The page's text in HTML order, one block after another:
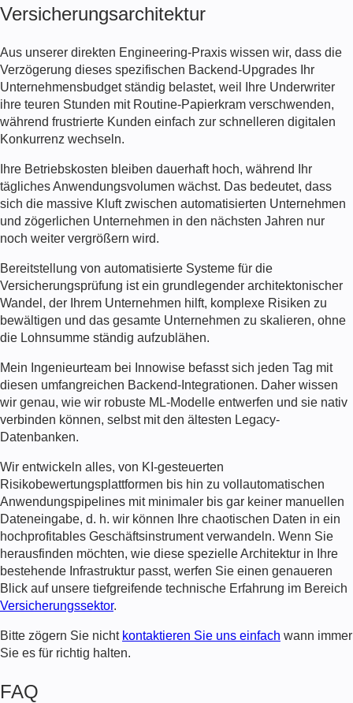
Versicherungsarchitektur
Aus unserer direkten Engineering-Praxis wissen wir, dass die
Verzögerung dieses spezifischen Backend-Upgrades Ihr
Unternehmensbudget ständig belastet, weil Ihre Underwriter
ihre teuren Stunden mit Routine-Papierkram verschwenden,
während frustrierte Kunden einfach zur schnelleren digitalen
Konkurrenz wechseln.
Ihre Betriebskosten bleiben dauerhaft hoch, während Ihr
tägliches Anwendungsvolumen wächst. Das bedeutet, dass
sich die massive Kluft zwischen automatisierten Unternehmen
und zögerlichen Unternehmen in den nächsten Jahren nur
noch weiter vergrößern wird.
Bereitstellung von automatisierte Systeme für die
Versicherungsprüfung ist ein grundlegender architektonischer
Wandel, der Ihrem Unternehmen hilft, komplexe Risiken zu
bewältigen und das gesamte Unternehmen zu skalieren, ohne
die Lohnsumme ständig aufzublähen.
Mein Ingenieurteam bei Innowise befasst sich jeden Tag mit
diesen umfangreichen Backend-Integrationen. Daher wissen
wir genau, wie wir robuste ML-Modelle entwerfen und sie nativ
verbinden können, selbst mit den ältesten Legacy-
Datenbanken.
Wir entwickeln alles, von KI-gesteuerten
Risikobewertungsplattformen bis hin zu vollautomatischen
Anwendungspipelines mit minimaler bis gar keiner manuellen
Dateneingabe, d. h. wir können Ihre chaotischen Daten in ein
hochprofitables Geschäftsinstrument verwandeln. Wenn Sie
herausfinden möchten, wie diese spezielle Architektur in Ihre
bestehende Infrastruktur passt, werfen Sie einen genaueren
Blick auf unsere tiefgreifende technische Erfahrung im Bereich
Versicherungssektor.
Bitte zögern Sie nicht kontaktieren Sie uns einfach wann immer
Sie es für richtig halten.
FAQ